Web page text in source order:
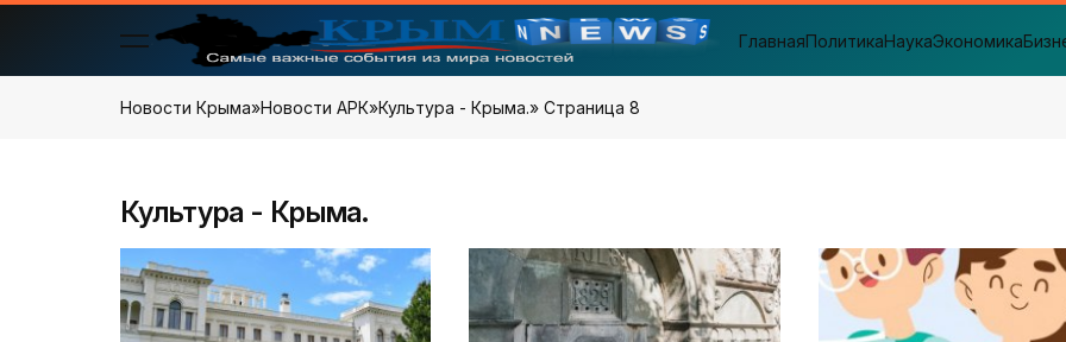
ГлавнаяПолитикаНаукаЭкономика
Новости Крыма»Новости АРК»Культура - Крыма.» Страница 8
Культура - Крыма.